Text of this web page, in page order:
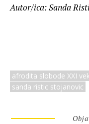
Autor/ica: Sanda
afrodita slobode XXI
sanda ristic stojanovic